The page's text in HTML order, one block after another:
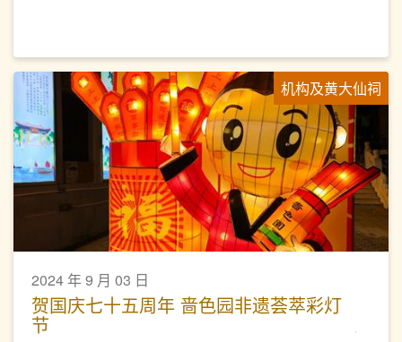
机构及黄大仙祠
2024 年 9 月 03 日
贺国庆七十五周年 啬色园非遗荟萃彩灯
节